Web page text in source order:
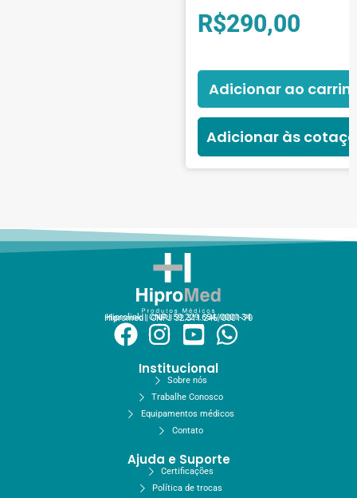
R$290,00
Adicionar ao
Adicionar às
Hiprolink | CNPJ 59.229.654/0001-34
Hipromed | CNPJ 32.311.246/0001-70
Institucional
Sobre nós
Trabalhe Conosco
Equipamentos médicos
Contato
Ajuda e Suporte
Certificações
Política de trocas